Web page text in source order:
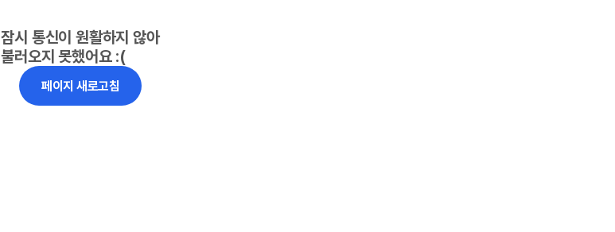
잠시 통신이 원활하지 않아
불러오지 못했어요 :(
페이지 새로고침